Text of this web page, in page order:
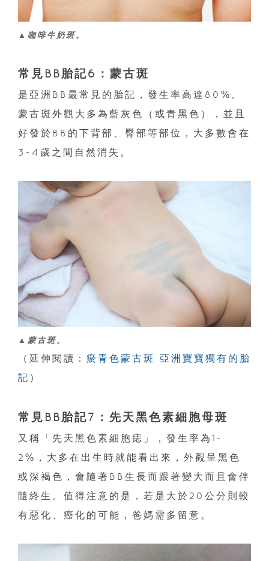
▲咖啡牛奶斑。
常見BB胎記6：蒙古斑
是亞洲BB最常見的胎記，發生率高達80%。
蒙古斑外觀大多為藍灰色（或青黑色），並且
好發於BB的下背部、臀部等部位，大多數會在
3-4歲之間自然消失。
▲蒙古斑。
（延伸閱讀： 瘀青色蒙古斑 亞洲寶寶獨有的胎
記 ）
常見BB胎記7：先天黑色素細胞母斑
又稱「先天黑色素細胞痣」，發生率為1-
2%，大多在出生時就能看出來，外觀呈黑色
或深褐色，會隨著BB生長而跟著變大而且會伴
隨終生。值得注意的是，若是大於20公分則較
有惡化、癌化的可能，爸媽需多留意。